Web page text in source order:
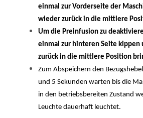
einmal zur Vorderseite der
wieder zurück in die mittlere
Um die Preinfusion zu
einmal zur hinteren Seite kippen
zurück in die mittlere Position
Zum Abspeichern den
und 5 Sekunden warten bis die
in den betriebsbereiten Zustand
Leuchte dauerhaft leuchtet.